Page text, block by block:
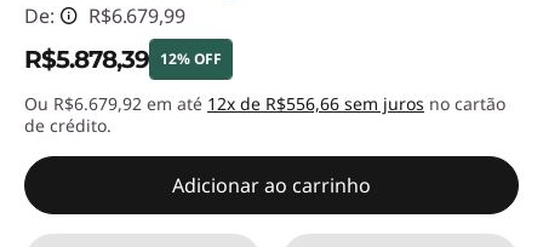
De: R$6.679,99
R$5.878,39 12% OFF
Economias instantâneas :-R$801,60
Ou R$6.679,92 em até 12x de R$556,66 sem juros no cartão
de crédito.
Adicionar ao carrinho